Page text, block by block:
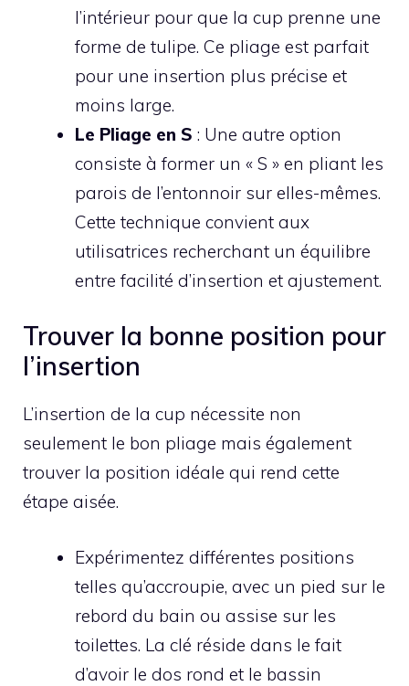
l’intérieur pour que la cup prenne une
forme de tulipe. Ce pliage est parfait
pour une insertion plus précise et
moins large.
Le Pliage en S : Une autre option
consiste à former un « S » en pliant les
parois de l’entonnoir sur elles-mêmes.
Cette technique convient aux
utilisatrices recherchant un équilibre
entre facilité d’insertion et ajustement.
Trouver la bonne position pour
l’insertion
L’insertion de la cup nécessite non
seulement le bon pliage mais également
trouver la position idéale qui rend cette
étape aisée.
Expérimentez différentes positions
telles qu’accroupie, avec un pied sur le
rebord du bain ou assise sur les
toilettes. La clé réside dans le fait
d’avoir le dos rond et le bassin